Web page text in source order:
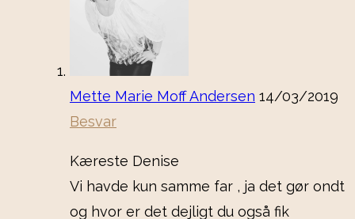
Mette Marie Moff Andersen 14/03/2019
Besvar
Kæreste Denise
Vi havde kun samme far , ja det gør ondt
og hvor er det dejligt du også fik